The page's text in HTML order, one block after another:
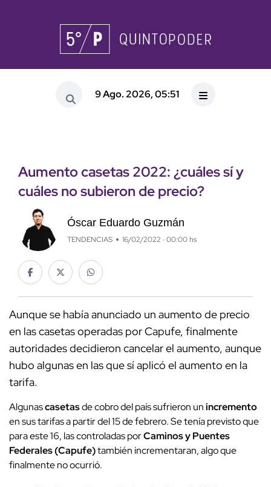
9 Ago. 2026, 05:51
Aumento casetas 2022: ¿cuáles sí y
cuáles no subieron de precio?
Óscar Eduardo Guzmán
TENDENCIAS 16/02/2022 · 00:00 hs
Aunque se había anunciado un aumento de precio
en las casetas operadas por Capufe, finalmente
autoridades decidieron cancelar el aumento, aunque
hubo algunas en las que sí aplicó el aumento en la
tarifa.
Algunascasetasde cobro del país sufrieron unincremento
en sus tarifas a partir del 15 de febrero. Se tenía previsto que
para este 16, las controladas porCaminos y Puentes
Federales (Capufe)también incrementaran, algo que
finalmente no ocurrió.